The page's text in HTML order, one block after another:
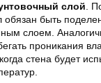
слой.
обязан быть
слоем.
проникания
стена будет